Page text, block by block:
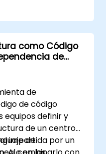
una única
gestionarse
fuente en un
los archivos de
en los requisitos
de
como Código
de
de
de código
equipos definir y
de un centro
de
impartida por un